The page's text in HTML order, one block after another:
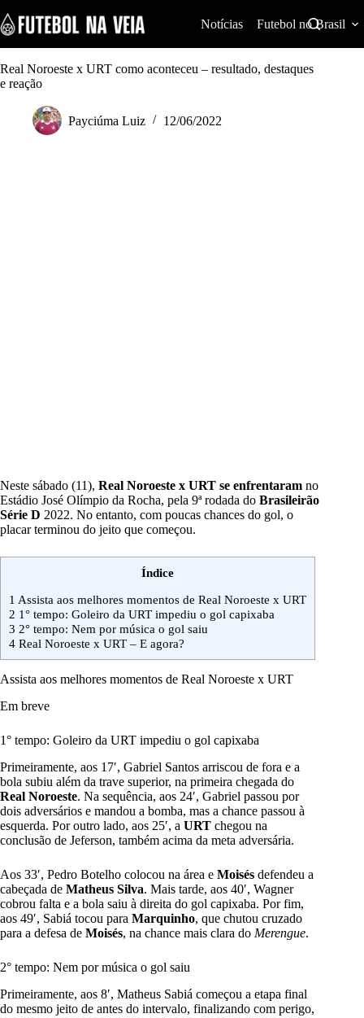
k
i
p
t
o
Notícias Futebol no Brasil
Real Noroeste x URT como aconteceu – resultado, destaques
e reação
Payciúma Luiz 12/06/2022
Neste sábado (11), Real Noroeste x URT se enfrentaram no
Estádio José Olímpio da Rocha, pela 9ª rodada do Brasileirão
Série D 2022. No entanto, com poucas chances do gol, o
placar terminou do jeito que começou.
Índice
1 Assista aos melhores momentos de Real Noroeste x URT
2 1° tempo: Goleiro da URT impediu o gol capixaba
3 2° tempo: Nem por música o gol saiu
4 Real Noroeste x URT – E agora?
Assista aos melhores momentos de Real Noroeste x URT
Em breve
1° tempo: Goleiro da URT impediu o gol capixaba
Primeiramente, aos 17′, Gabriel Santos arriscou de fora e a
bola subiu além da trave superior, na primeira chegada do
Real Noroeste. Na sequência, aos 24′, Gabriel passou por
dois adversários e mandou a bomba, mas a chance passou à
esquerda. Por outro lado, aos 25′, a URT chegou na
conclusão de Jeferson, também acima da meta adversária.
Aos 33′, Pedro Botelho colocou na área e Moisés defendeu a
cabeçada de Matheus Silva. Mais tarde, aos 40′, Wagner
cobrou falta e a bola saiu à direita do gol capixaba. Por fim,
aos 49′, Sabiá tocou para Marquinho, que chutou cruzado
para a defesa de Moisés, na chance mais clara do Merengue.
2° tempo: Nem por música o gol saiu
Primeiramente, aos 8′, Matheus Sabiá começou a etapa final
do mesmo jeito de antes do intervalo, finalizando com perigo,